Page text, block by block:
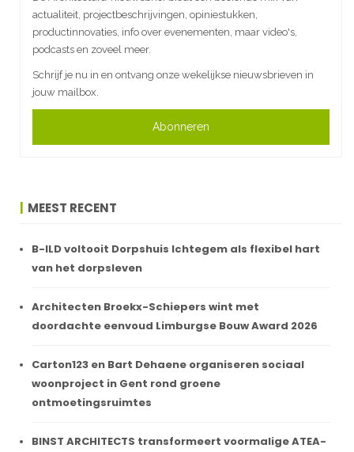
actualiteit, projectbeschrijvingen, opiniestukken,
productinnovaties, info over evenementen, maar video's,
podcasts en zoveel meer.
Schrijf je nu in en ontvang onze wekelijkse nieuwsbrieven in
jouw mailbox.
Abonneren
MEEST RECENT
B-ILD voltooit Dorpshuis Ichtegem als flexibel hart
van het dorpsleven
Architecten Broekx-Schiepers wint met
doordachte eenvoud Limburgse Bouw Award 2026
Carton123 en Bart Dehaene organiseren sociaal
woonproject in Gent rond groene
ontmoetingsruimtes
BINST ARCHITECTS transformeert voormalige ATEA-